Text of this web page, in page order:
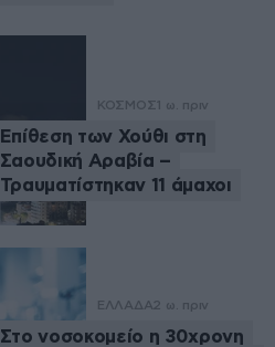
ΚΟΣΜΟΣ 1 ω. πριν
Επίθεση των Χούθι στη
Σαουδική Αραβία –
Τραυματίστηκαν 11 άμαχοι
ΕΛΛΑΔΑ2 ω. πριν
Στο νοσοκομείο η 30χρονη